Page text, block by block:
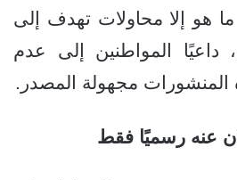
هو إلا محاولات تهدف إلى
داعيًا المواطنين إلى عدم
المنشورات مجهولة المصدر.
عنه رسميًا فقط